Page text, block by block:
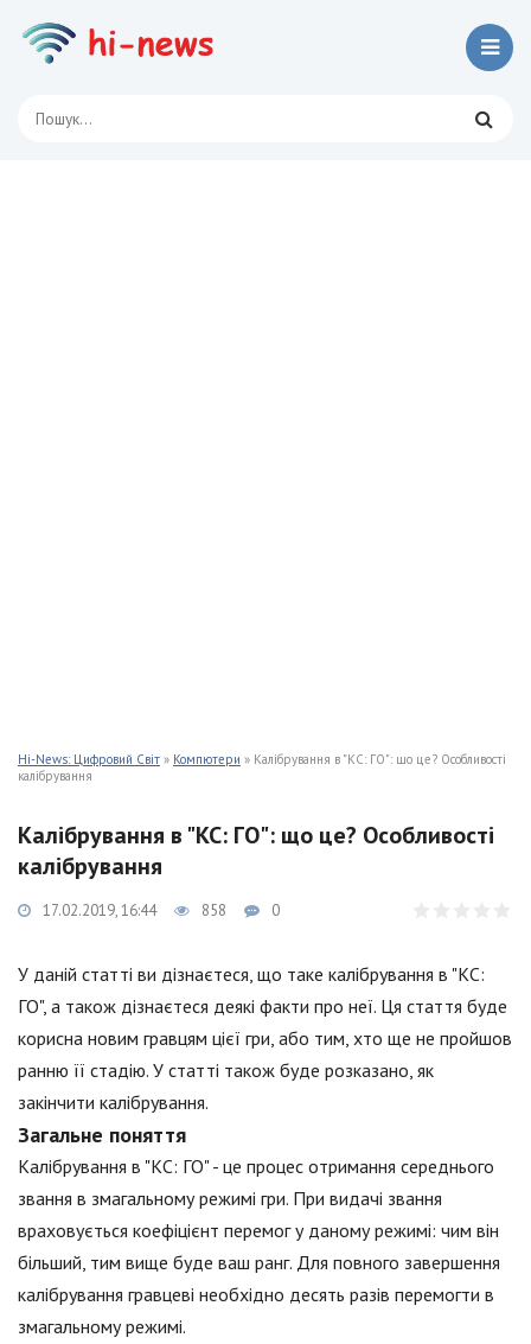
Hi-News: Цифровий Світ » Компютери » Калібрування в "КС: ГО": що це? Особливості
калібрування
Калібрування в "КС: ГО": що це? Особливості
калібрування
17.02.2019, 16:44 858 0
У даній статті ви дізнаєтеся, що таке калібрування в "КС:
ГО", а також дізнаєтеся деякі факти про неї. Ця стаття буде
корисна новим гравцям цієї гри, або тим, хто ще не пройшов
ранню її стадію. У статті також буде розказано, як
закінчити калібрування.
Загальне поняття
Калібрування в "КС: ГО" - це процес отримання середнього
звання в змагальному режимі гри. При видачі звання
враховується коефіцієнт перемог у даному режимі: чим він
більший, тим вище буде ваш ранг. Для повного завершення
калібрування гравцеві необхідно десять разів перемогти в
змагальному режимі.